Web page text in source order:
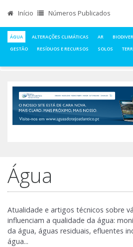
Início Números Publicados
ÁGUA ALTERAÇÕES CLIMÁTICAS AR
GESTÃO
RESÍDUOS E RECURSOS SOLOS
Água
Atualidade e artigos técnicos sobre
influenciam a qualidade da água:
da água, águas residuais, efluentes
água...